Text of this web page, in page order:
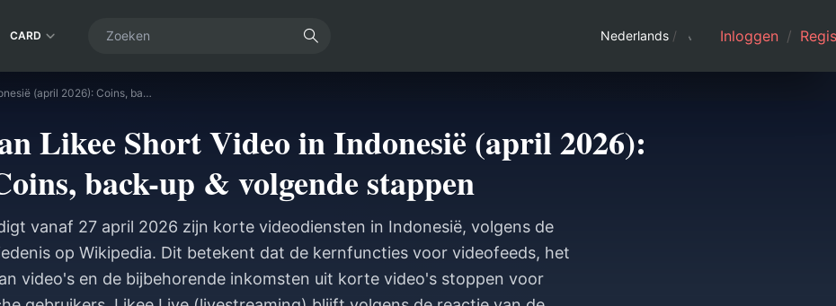
CARD Nederlands / Inloggen /
Stopzetting van Likee Short Video in Indonesië (april 2026): Coins, back-up & volgende stappen
Likee Short Video in Indonesië (april 2026):
back-up & volgende stappen
vanaf 27 april 2026 zijn korte videodiensten in Indonesië, volgens de
op Wikipedia. Dit betekent dat de kernfuncties voor videofeeds, het
video's en de bijbehorende inkomsten uit korte video's stoppen voor